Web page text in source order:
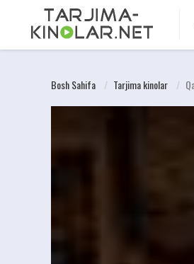
Bosh Sahifa Tarjima kinolar